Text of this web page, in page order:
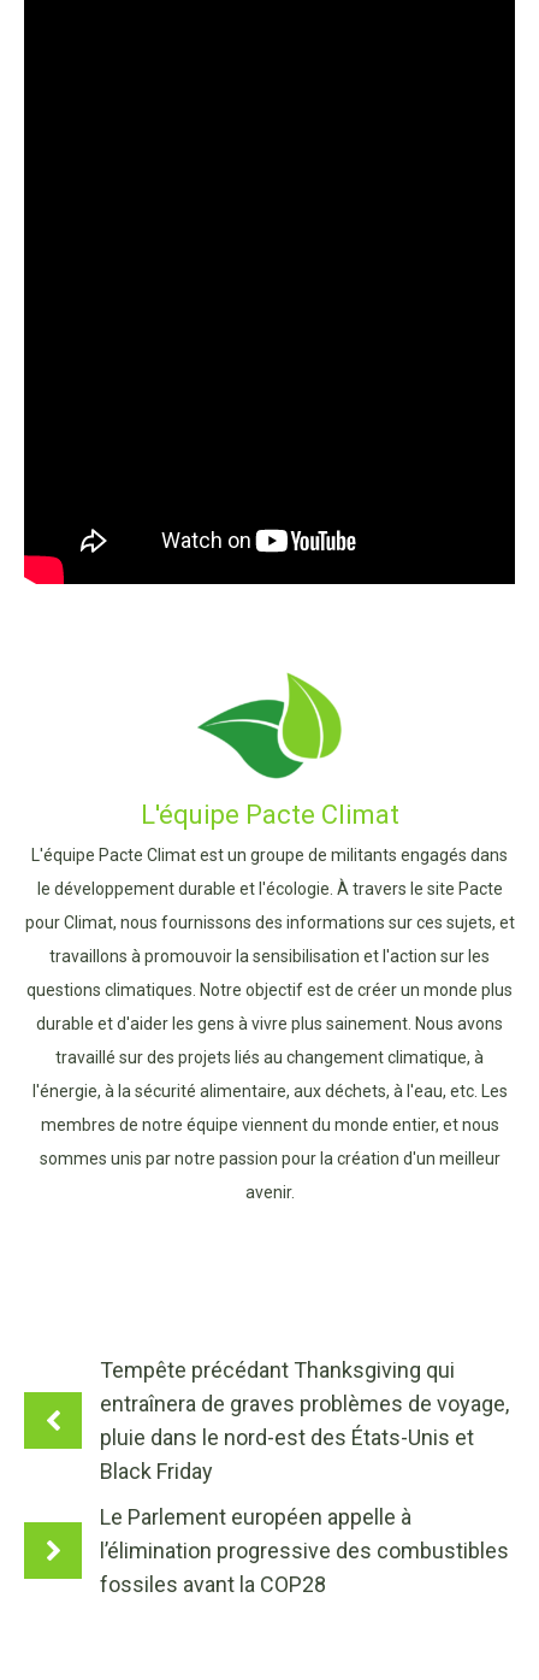
L'équipe Pacte Climat
L'équipe Pacte Climat est un groupe de militants engagés dans
le développement durable et l'écologie. À travers le site Pacte
pour Climat, nous fournissons des informations sur ces sujets, et
travaillons à promouvoir la sensibilisation et l'action sur les
questions climatiques. Notre objectif est de créer un monde plus
durable et d'aider les gens à vivre plus sainement. Nous avons
travaillé sur des projets liés au changement climatique, à
l'énergie, à la sécurité alimentaire, aux déchets, à l'eau, etc. Les
membres de notre équipe viennent du monde entier, et nous
sommes unis par notre passion pour la création d'un meilleur
avenir.
Tempête précédant Thanksgiving qui
entraînera de graves problèmes de voyage,
pluie dans le nord-est des États-Unis et
Black Friday
Le Parlement européen appelle à
l’élimination progressive des combustibles
fossiles avant la COP28